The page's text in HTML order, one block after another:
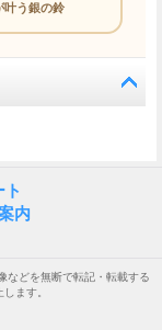
叶う銀の鈴
内
どを無断で転記・転載する
ます。